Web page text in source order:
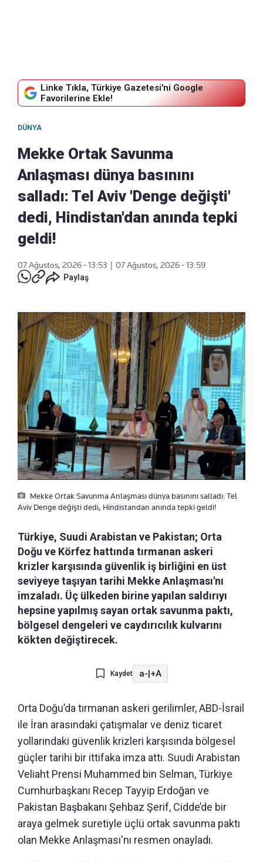
Linke Tıkla, Türkiye Gazetesi'ni Google
Favorilerine Ekle!
DÜNYA
Mekke Ortak Savunma
Anlaşması dünya basınını
salladı: Tel Aviv 'Denge değişti'
dedi, Hindistan'dan anında tepki
geldi!
07 Ağustos, 2026 - 13:53
07 Ağustos, 2026 - 13:59
Paylaş
Mekke Ortak Savunma Anlaşması dünya basınını salladı: Tel
Aviv Denge değişti dedi, Hindistandan anında tepki geldi!
Türkiye, Suudi Arabistan ve Pakistan; Orta
Doğu ve Körfez hattında tırmanan askeri
krizler karşısında güvenlik iş birliğini en üst
seviyeye taşıyan tarihi Mekke Anlaşması'nı
imzaladı. Üç ülkeden birine yapılan saldırıyı
hepsine yapılmış sayan ortak savunma paktı,
bölgesel dengeleri ve caydırıcılık kulvarını
kökten değiştirecek.
Kaydet a-|+A
Orta Doğu’da tırmanan askeri gerilimler, ABD-İsrail
ile İran arasındaki çatışmalar ve deniz ticaret
yollarındaki güvenlik krizleri karşısında bölgesel
güçler tarihi bir ittifaka imza attı. Suudi Arabistan
Veliaht Prensi Muhammed bin Selman, Türkiye
Cumhurbaşkanı Recep Tayyip Erdoğan ve
Pakistan Başbakanı Şehbaz Şerif, Cidde’de bir
araya gelmek suretiyle üçlü ortak savunma paktı
olan Mekke Anlaşması'nı resmen onayladı.